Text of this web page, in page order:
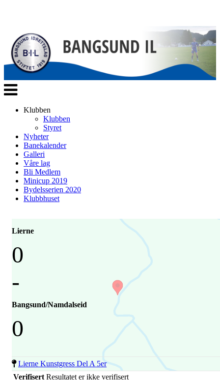
Veksle
navigasjon
Klubben
Klubben
Styret
Nyheter
Banekalender
Galleri
Våre lag
Bli Medlem
Minicup 2019
Bydelsserien 2020
Klubbhuset
Lierne
0
-
Bangsund/Namdalseid
0
Lierne Kunstgress Del A 5er
Verifisert Resultatet er ikke verifisert